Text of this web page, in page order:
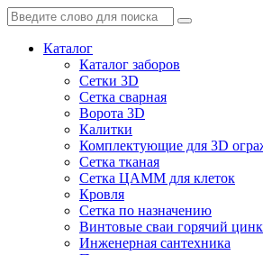
Каталог
Каталог заборов
Сетки 3D
Сетка сварная
Ворота 3D
Калитки
Комплектующие для 3D
Сетка тканая
Сетка ЦАММ для клеток
Кровля
Сетка по назначению
Винтовые сваи горячий цинк
Инженерная сантехника